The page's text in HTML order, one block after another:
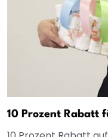
10 Prozent Rabatt